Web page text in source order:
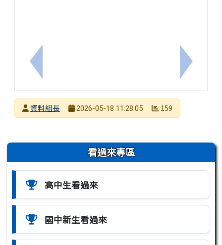
上一筆：『高中營隊』陽明交通大學115年「暑期生
下一筆：
發布者
資料組長
2026-05-18 11:28:05 159
左邊區域內容 看過來專區
高中生看過來
國中新生看過來